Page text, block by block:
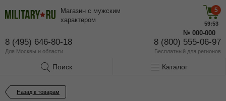
Магазин с мужским
характером
8 (495) 646-80-18
Для Москвы и области
8 (800) 555-06-97
Бесплатный для регионов
5
59:53
№ 000-000
Поиск Каталог
Назад к товарам